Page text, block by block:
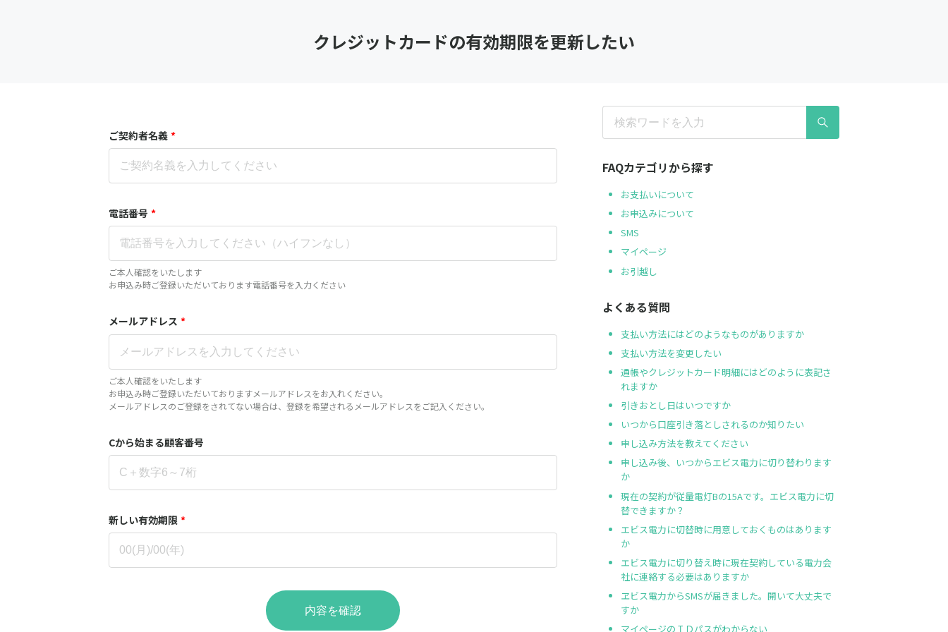
クレジットカードの有効期限を更新したい
ご契約者名義 *
電話番号 *
ご本人確認をいたします
お申込み時ご登録いただいております電話番号を入力ください
メールアドレス *
ご本人確認をいたします
お申込み時ご登録いただいておりますメールアドレスをお入れください。
メールアドレスのご登録をされてない場合は、登録を希望されるメールアドレスをご記入ください。
Cから始まる顧客番号
新しい有効期限 *
内容を確認
FAQカテゴリから探す
お支払いについて
お申込みについて
SMS
マイページ
お引越し
よくある質問
支払い方法にはどのようなものがありますか
支払い方法を変更したい
通帳やクレジットカード明細にはどのように表記さ
れますか
引きおとし日はいつですか
いつから口座引き落としされるのか知りたい
申し込み方法を教えてください
申し込み後、いつからエビス電力に切り替わります
か
現在の契約が従量電灯Bの15Aです。エビス電力に切
替できますか？
エビス電力に切替時に用意しておくものはあります
か
エビス電力に切り替え時に現在契約している電力会
社に連絡する必要はありますか
ヱビス電力からSMSが届きました。開いて大丈夫で
すか
マイページのＩＤパスがわからない